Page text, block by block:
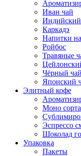
Иван чай
Каркадэ
Напитки
Ройбос
Травяные
Чёрный чай
Японский
Элитный кофе
Моно сорта
Эспрессо
Шоколад
Упаковка
Пакеты